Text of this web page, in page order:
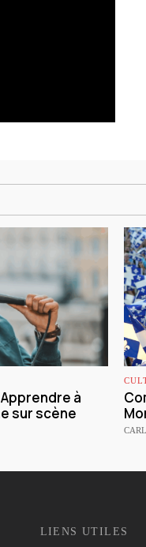
à
sur scène
LIENS UTILES